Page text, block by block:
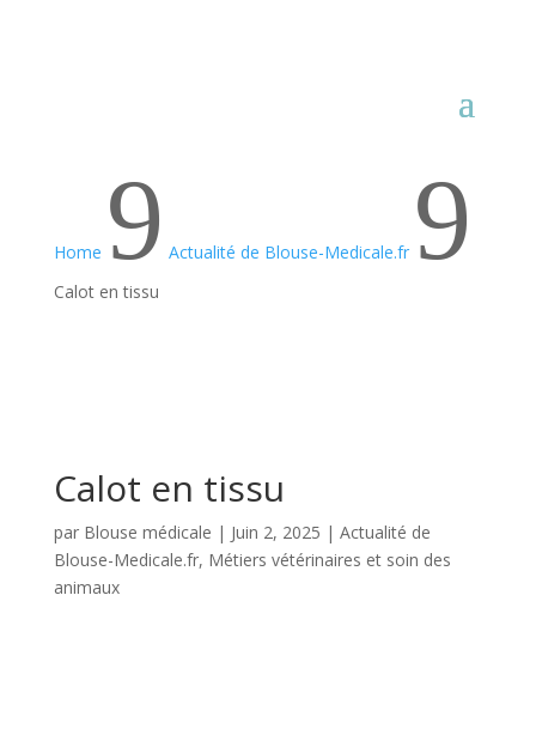
Home 9 Actualité de Blouse-Medicale.fr 9
Calot en tissu
Calot en tissu
par Blouse médicale | Juin 2, 2025 | Actualité de
Blouse-Medicale.fr, Métiers vétérinaires et soin des
animaux